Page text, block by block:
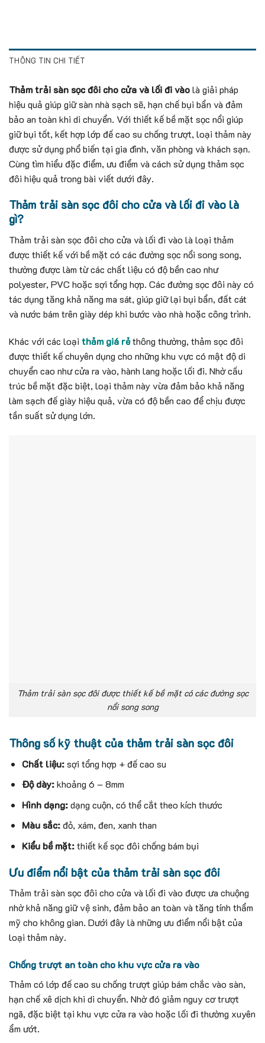
THÔNG TIN CHI TIẾT
Thảm trải sàn sọc đôi cho cửa và lối đi vàolà giải pháp
hiệu quả giúp giữ sàn nhà sạch sẽ, hạn chế bụi bẩn và đảm
bảo an toàn khi di chuyển. Với thiết kế bề mặt sọc nổi giúp
giữ bụi tốt, kết hợp lớp đế cao su chống trượt, loại thảm này
được sử dụng phổ biến tại gia đình, văn phòng và khách sạn.
Cùng tìm hiểu đặc điểm, ưu điểm và cách sử dụng thảm sọc
đôi hiệu quả trong bài viết dưới đây.
Thảm trải sàn sọc đôi cho cửa và lối đi vào là
gì?
Thảm trải sàn sọc đôi cho cửa và lối đi vào là loại thảm
được thiết kế với bề mặt có các đường sọc nổi song song,
thường được làm từ các chất liệu có độ bền cao như
polyester, PVC hoặc sợi tổng hợp. Các đường sọc đôi này có
tác dụng tăng khả năng ma sát, giúp giữ lại bụi bẩn, đất cát
và nước bám trên giày dép khi bước vào nhà hoặc công trình.
Khác với các loại thảm giá rẻthông thường, thảm sọc đôi
được thiết kế chuyên dụng cho những khu vực có mật độ di
chuyển cao như cửa ra vào, hành lang hoặc lối đi. Nhờ cấu
trúc bề mặt đặc biệt, loại thảm này vừa đảm bảo khả năng
làm sạch đế giày hiệu quả, vừa có độ bền cao để chịu được
tần suất sử dụng lớn.
Thảm trải sàn sọc đôi được thiết kế bề mặt có các đường sọc
nổi song song
Thông số kỹ thuật của thảm trải sàn sọc đôi
Chất liệu:sợi tổng hợp + đế cao su
Độ dày:khoảng 6 – 8mm
Hình dạng:dạng cuộn, có thể cắt theo kích thước
Màu sắc: đỏ, xám, đen, xanh than
Kiểu bề mặt:thiết kế sọc đôi chống bám bụi
Ưu điểm nổi bật của thảm trải sàn sọc đôi
Thảm trải sàn sọc đôi cho cửa và lối đi vào được ưa chuộng
nhờ khả năng giữ vệ sinh, đảm bảo an toàn và tăng tính thẩm
mỹ cho không gian. Dưới đây là những ưu điểm nổi bật của
loại thảm này.
Chống trượt an toàn cho khu vực cửa ra vào
Thảm có lớp đế cao su chống trượt giúp bám chắc vào sàn,
hạn chế xê dịch khi di chuyển. Nhờ đó giảm nguy cơ trượt
ngã, đặc biệt tại khu vực cửa ra vào hoặc lối đi thường xuyên
ẩm ướt.